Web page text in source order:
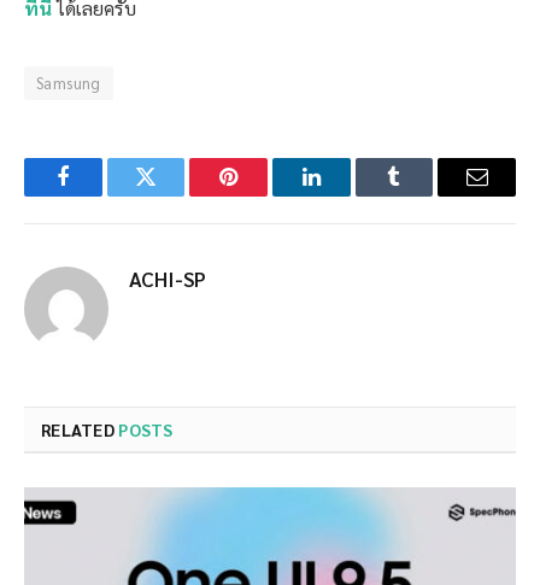
ที่นี่ได้เลยครับ
Samsung
FacebookTwitter Pinterest LinkedInTumblr Email
ACHI-SP
RELATED POSTS